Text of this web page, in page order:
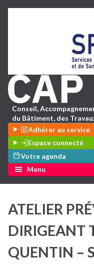
Conseil,
du Bâtiment, des
Adhérer au service
Espace connecté
Votre agenda
Menu
ATELIER
DIRIGEANT
QUENTIN –